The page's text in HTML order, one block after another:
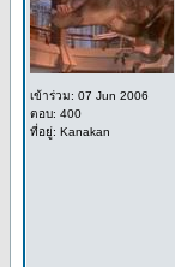
เข้าร่วม: 07 Jun 2006
ตอบ: 400
ที่อยู่: Kanakan